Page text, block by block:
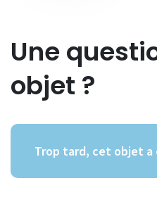
Une
objet ?
Trop tard, cet objet